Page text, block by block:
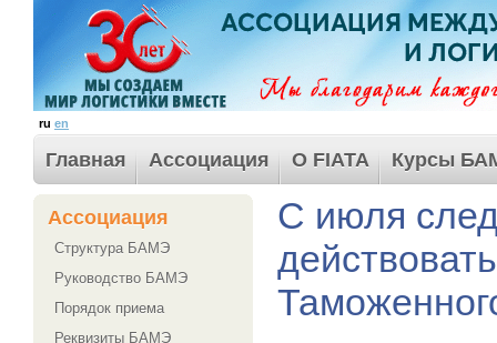
ru en
Главная Ассоциация О FIATA Курсы
Ассоциация
Структура БАМЭ
Руководство БАМЭ
Порядок приема
Реквизиты БАМЭ
С июля